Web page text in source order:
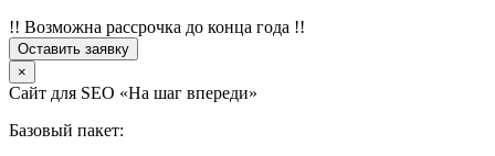
!! Возможна рассрочка до конца года !!
Оставить заявку
×
Сайт для SEO «На шаг впереди»
Базовый пакет: